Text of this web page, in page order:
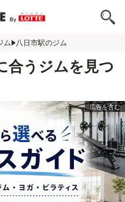
ム 八日市駅のジム
合うジムを見つ